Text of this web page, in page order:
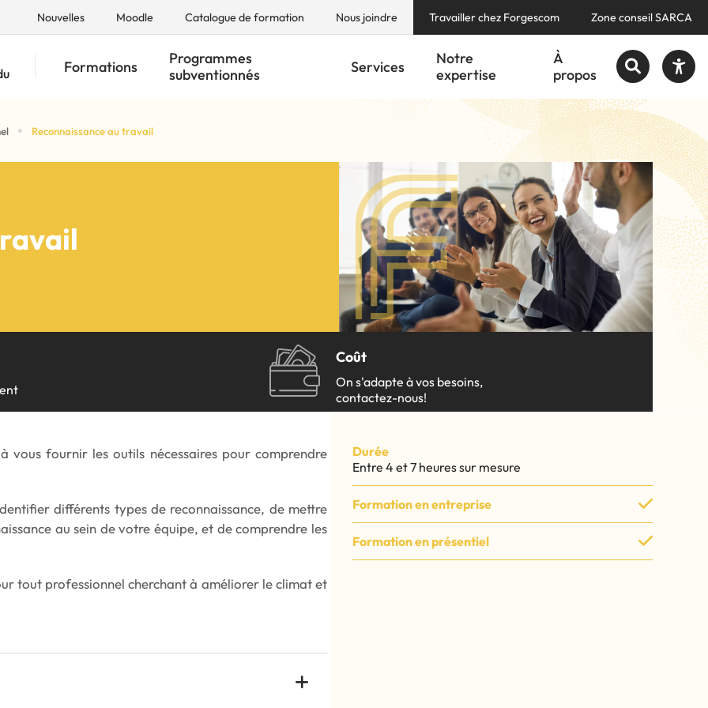
Nouvelles Moodle Catalogue de formation Nous joindre Travailler chez Forgescom Zone conseil SARCA
Formations
Francisation en entreprise Santé et sécurité au travail (SST)
Programmes
subventionnés
Services
Reconnaissance des acquis et des compétences (RAC)
Reconnaissance des acquis et des compétences (RAC)
Francisation en entreprise
Notre
expertise
Francisation en entreprise
Santé et sécurité au travail (SST)
À
propos
Services éducatifs adultes
Francisation en entreprise Santé et sécurité au travail (SST)
acquis (RAC)
Augmenter le texte
Diminuer le texte
Niveau de gris
Contraste élevé
Liens soulignés
Reconnaissance au travail
Coût
On s'adapte à vos besoins,
contactez-nous!
vous fournir les outils nécessaires pour comprendre
différents types de reconnaissance, de mettre
au sein de votre équipe, et de comprendre les
tout professionnel cherchant à améliorer le climat et
Durée
Entre 4 et 7 heures sur mesure
Formation en entreprise
Formation en présentiel